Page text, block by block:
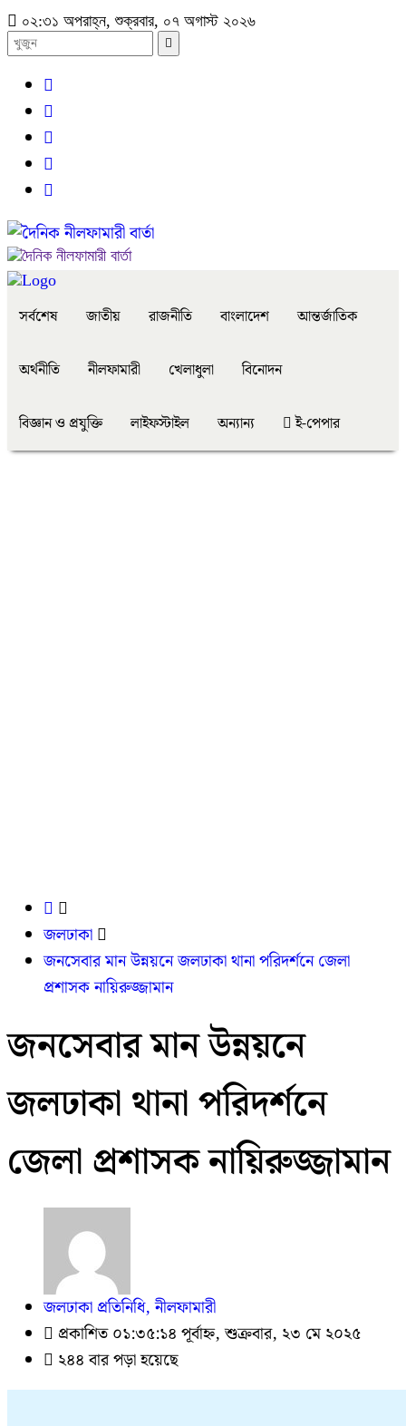
০২:৩১ অপরাহ্ন, শুক্রবার, ০৭ অগাস্ট ২০২৬
সর্বশেষ জাতীয় রাজনীতি বাংলাদেশ আন্তর্জাতিক
অর্থনীতি নীলফামারী খেলাধুলা বিনোদন
বিজ্ঞান ও প্রযুক্তি লাইফস্টাইল অন্যান্য ই-পেপার
জলঢাকা
জনসেবার মান উন্নয়নে জলঢাকা থানা পরিদর্শনে জেলা
প্রশাসক নায়িরুজ্জামান
জনসেবার মান উন্নয়নে
জলঢাকা থানা পরিদর্শনে
জেলা প্রশাসক নায়িরুজ্জামান
জলঢাকা প্রতিনিধি, নীলফামারী
প্রকাশিত ০১:৩৫:১৪ পূর্বাহ্ন, শুক্রবার, ২৩ মে ২০২৫
২৪৪ বার পড়া হয়েছে